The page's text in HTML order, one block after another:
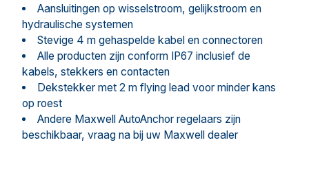
Aansluitingen op wisselstroom, gelijkstroom en
hydraulische systemen
Stevige 4 m gehaspelde kabel en connectoren
Alle producten zijn conform IP67 inclusief de
kabels, stekkers en contacten
Dekstekker met 2 m flying lead voor minder kans
op roest
Andere Maxwell AutoAnchor regelaars zijn
beschikbaar, vraag na bij uw Maxwell dealer